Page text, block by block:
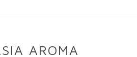
AROMA